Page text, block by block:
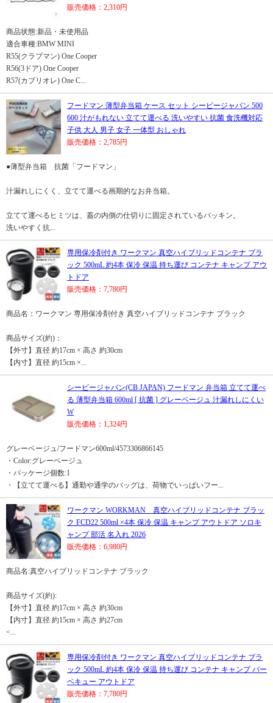
販売価格：2,310円
商品状態:新品・未使用品
適合車種:BMW MINI
R55(クラブマン) One Cooper
R56(3ドア) One Cooper
R57(カブリオレ) One C...
フードマン 薄型弁当箱 ケース セット シービージャパン 500
600 汁がもれない 立てて運べる 洗いやすい 抗菌 食洗機対応
子供 大人 男子 女子 一体型 おしゃれ
販売価格：2,785円
●薄型弁当箱 抗菌「フードマン」
汁漏れしにくく、立てて運べる画期的なお弁当箱。
立てて運べるヒミツは、蓋の内側の仕切りに固定されているパッキン。
洗いやすく抗...
専用保冷剤付き ワークマン 真空ハイブリッドコンテナ ブラ
ック 500mL 約4本 保冷 保温 持ち運び コンテナ キャンプ アウ
トドア
販売価格：7,780円
商品名：ワークマン 専用保冷剤付き 真空ハイブリッドコンテナ ブラック
商品サイズ(約)：
【外寸】直径 約17cm × 高さ 約30cm
【内寸】直径 約15cm ×...
シービージャパン(CB JAPAN) フードマン 弁当箱 立てて運べ
る 薄型弁当箱 600ml [ 抗菌 ] グレーベージュ 汁漏れしにくい
W
販売価格：1,324円
グレーベージュ/フードマン600ml/4573306866145
・Color:グレーベージュ
・パッケージ個数:1
・【立てて運べる】通勤や通学のバッグは、荷物でいっぱいフー...
ワークマン WORKMAN 真空ハイブリッドコンテナ ブラッ
ク FCD22 500ml ×4本 保冷 保温 キャンプ アウトドア ソロキ
ャンプ 部活 名入れ 2026
販売価格：6,980円
商品名:真空ハイブリッドコンテナ ブラック
商品サイズ(約):
【外寸】直径 約17cm × 高さ 約30cm
【内寸】直径 約15cm × 高さ 約27cm
<...
専用保冷剤付き ワークマン 真空ハイブリッドコンテナ ブラ
ック 500mL 約4本 保冷 保温 持ち運び コンテナ キャンプ バー
ベキュー アウトドア
販売価格：7,780円